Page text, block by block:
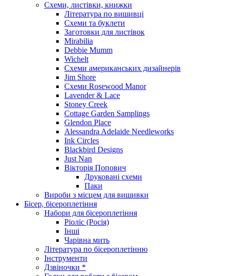
Схеми, листівки, книжки
Література по вишивці
Схеми та буклети
Заготовки для листівок
Mirabilia
Debbie Mumm
Wichelt
Схеми американських дизайнерів
Jim Shore
Cхеми Rosewood Manor
Lavender & Lace
Stoney Creek
Cottage Garden Samplings
Glendon Place
Alessandra Adelaide Needleworks
Ink Circles
Blackbird Designs
Just Nan
Вікторія Попович
Друковані схеми
Паки
Вироби з місцем для вишивки
Бісер, бісероплетіння
Набори для бісероплетіння
Ріоліс (Росія)
Інші
Чарівна мить
Література по бісероплетінню
Інструменти
Дзвіночки *